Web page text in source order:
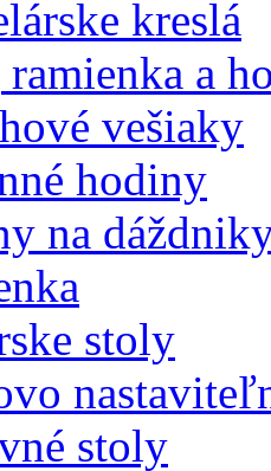
kreslá
ramienka a
vešiaky
hodiny
na
stoly
stoly